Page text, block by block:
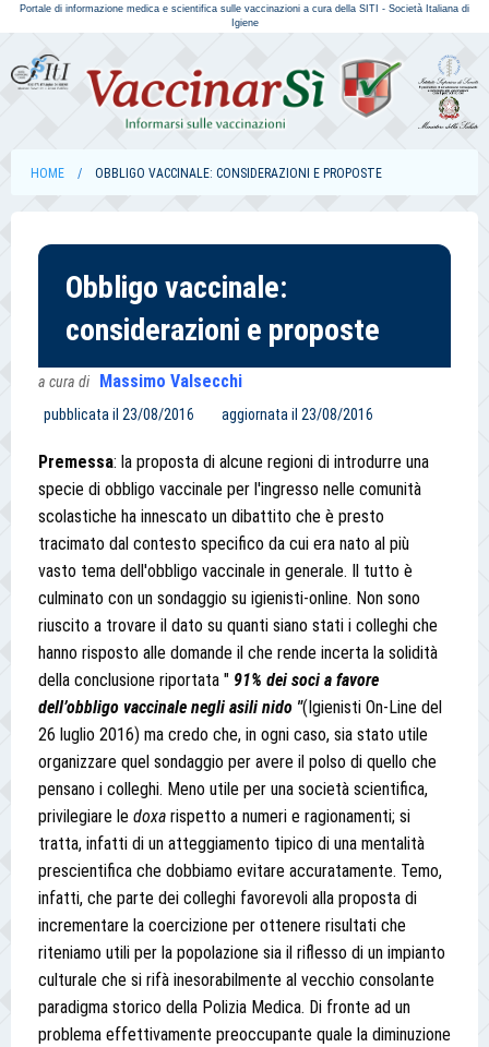
Portale di informazione medica e scientifica sulle vaccinazioni a cura della SITI - Società Italiana di
Igiene
HOME OBBLIGO VACCINALE: CONSIDERAZIONI E PROPOSTE
Obbligo vaccinale:
considerazioni e proposte
a cura di Massimo Valsecchi
pubblicata il 23/08/2016 aggiornata il 23/08/2016
Premessa: la proposta di alcune regioni di introdurre una
specie di obbligo vaccinale per l'ingresso nelle comunità
scolastiche ha innescato un dibattito che è presto
tracimato dal contesto specifico da cui era nato al più
vasto tema dell'obbligo vaccinale in generale. Il tutto è
culminato con un sondaggio su igienisti-online. Non sono
riuscito a trovare il dato su quanti siano stati i colleghi che
hanno risposto alle domande il che rende incerta la solidità
della conclusione riportata " 91% dei soci a favore
dell’obbligo vaccinale negli asili nido "(Igienisti On-Line del
26 luglio 2016) ma credo che, in ogni caso, sia stato utile
organizzare quel sondaggio per avere il polso di quello che
pensano i colleghi. Meno utile per una società scientifica,
privilegiare le doxa rispetto a numeri e ragionamenti; si
tratta, infatti di un atteggiamento tipico di una mentalità
prescientifica che dobbiamo evitare accuratamente. Temo,
infatti, che parte dei colleghi favorevoli alla proposta di
incrementare la coercizione per ottenere risultati che
riteniamo utili per la popolazione sia il riflesso di un impianto
culturale che si rifà inesorabilmente al vecchio consolante
paradigma storico della Polizia Medica. Di fronte ad un
problema effettivamente preoccupante quale la diminuzione